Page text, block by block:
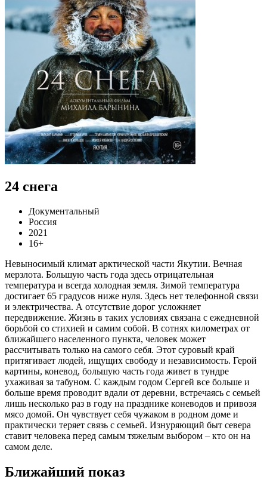
24 снега
Документальный
Россия
2021
16+
Невыносимый климат арктической части Якутии. Вечная
мерзлота. Большую часть года здесь отрицательная
температура и всегда холодная земля. Зимой температура
достигает 65 градусов ниже нуля. Здесь нет телефонной связи
и электричества. А отсутствие дорог усложняет
передвижение. Жизнь в таких условиях связана с ежедневной
борьбой со стихией и самим собой. В сотнях километрах от
ближайшего населенного пункта, человек может
рассчитывать только на самого себя. Этот суровый край
притягивает людей, ищущих свободу и независимость. Герой
картины, коневод, большую часть года живет в тундре
ухаживая за табуном. С каждым годом Сергей все больше и
больше время проводит вдали от деревни, встречаясь с семьей
лишь несколько раз в году на празднике коневодов и привозя
мясо домой. Он чувствует себя чужаком в родном доме и
практически теряет связь с семьей. Изнуряющий быт севера
ставит человека перед самым тяжелым выбором – кто он на
самом деле.
Ближайший показ